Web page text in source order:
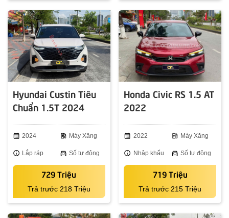
Hyundai Custin Tiêu
Chuẩn 1.5T 2024
calendar_month 2024 ev_station Máy Xăng
info Lắp ráp directions_car Số tự động
729 Triệu
Trả trước 218 Triệu
Honda Civic RS 1.5 AT
2022
calendar_month 2022 ev_station Máy Xăng
info Nhập khẩu directions_car Số tự động
719 Triệu
Trả trước 215 Triệu